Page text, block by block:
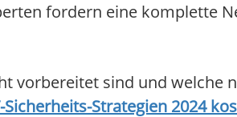
fordern eine komplette
vorbereitet sind und welche
Sicherheits-Strategien 2024